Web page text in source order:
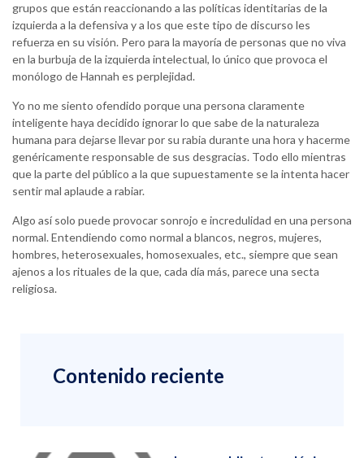
grupos que están reaccionando a las políticas identitarias de la
izquierda a la defensiva y a los que este tipo de discurso les
refuerza en su visión. Pero para la mayoría de personas que no viva
en la burbuja de la izquierda intelectual, lo único que provoca el
monólogo de Hannah es perplejidad.
Yo no me siento ofendido porque una persona claramente
inteligente haya decidido ignorar lo que sabe de la naturaleza
humana para dejarse llevar por su rabia durante una hora y hacerme
genéricamente responsable de sus desgracias. Todo ello mientras
que la parte del público a la que supuestamente se la intenta hacer
sentir mal aplaude a rabiar.
Algo así solo puede provocar sonrojo e incredulidad en una persona
normal. Entendiendo como normal a blancos, negros, mujeres,
hombres, heterosexuales, homosexuales, etc., siempre que sean
ajenos a los rituales de la que, cada día más, parece una secta
religiosa.
Contenido reciente